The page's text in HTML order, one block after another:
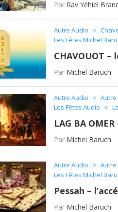
Par Rav Yéhiel
Autre Audio
Les Fêtes Michel
CHAVOUOT
Par Michel Baruch
Autre Audio Autre
Les Fêtes Audio
LAG BA
Par Michel Baruch
Autre Audio Autre
Les Fêtes Michel
Pessah –
Par Michel Baruch